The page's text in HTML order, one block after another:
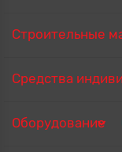
Строительные
Средства
Оборудование